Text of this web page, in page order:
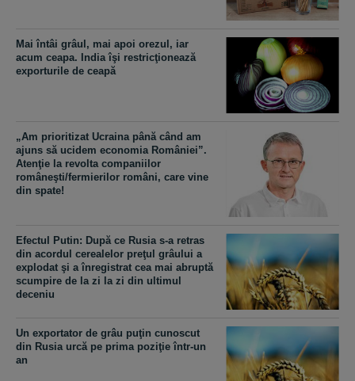
Mai întâi grâul, mai apoi orezul, iar
acum ceapa. India îşi restricţionează
exporturile de ceapă
„Am prioritizat Ucraina până când am
ajuns să ucidem economia României”.
Atenţie la revolta companiilor
româneşti/fermierilor români, care vine
din spate!
Efectul Putin: După ce Rusia s-a retras
din acordul cerealelor preţul grâului a
explodat şi a înregistrat cea mai abruptă
scumpire de la zi la zi din ultimul
deceniu
Un exportator de grâu puţin cunoscut
din Rusia urcă pe prima poziţie într-un
an